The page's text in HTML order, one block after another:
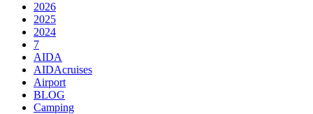
2026
2025
2024
7
AIDA
AIDAcruises
Airport
BLOG
Camping